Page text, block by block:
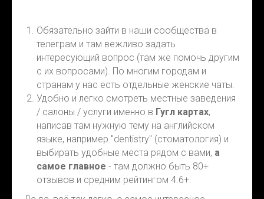
Обязательно зайти в наши сообщества в
телеграм и там вежливо задать
интересующий вопрос (там же помочь другим
с их вопросами). По многим городам и
странам у нас есть отдельные женские чаты.
Удобно и легко смотреть местные заведения
/ салоны / услуги именно в Гугл картах,
написав там нужную тему на английском
языке, например "dentistry" (стоматология) и
выбирать удобные места рядом с вами, а
самое главное - там должно быть 80+
отзывов и средним рейтингом 4.6+.